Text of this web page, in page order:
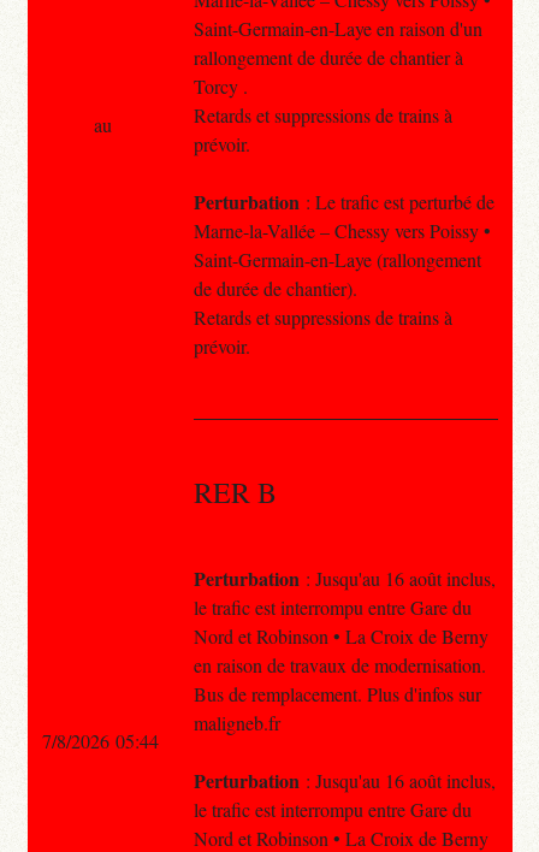
Saint-Germain-en-Laye en raison d'un
rallongement de durée de chantier à
Torcy .
Retards et suppressions de trains à
prévoir.
Perturbation : Le trafic est perturbé de
Marne-la-Vallée – Chessy vers Poissy •
Saint-Germain-en-Laye (rallongement
de durée de chantier).
Retards et suppressions de trains à
prévoir.
RER B
Perturbation : Jusqu'au 16 août inclus,
le trafic est interrompu entre Gare du
Nord et Robinson • La Croix de Berny
en raison de travaux de modernisation.
Bus de remplacement. Plus d'infos sur
maligneb.fr
Perturbation : Jusqu'au 16 août inclus,
le trafic est interrompu entre Gare du
Nord et Robinson • La Croix de Berny
au
7/8/2026 05:44